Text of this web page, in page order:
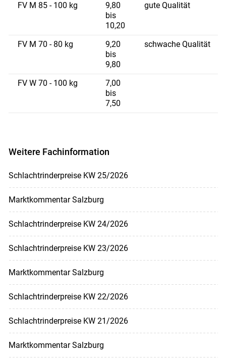
FV M 85 - 100 kg
9,80
bis
10,20
gute Qualität
FV M 70 - 80 kg
9,20
bis
9,80
schwache Qualität
FV W 70 - 100 kg
7,00
bis
7,50
Weitere Fachinformation
Schlachtrinderpreise KW 25/2026
Marktkommentar Salzburg
Schlachtrinderpreise KW 24/2026
Schlachtrinderpreise KW 23/2026
Marktkommentar Salzburg
Schlachtrinderpreise KW 22/2026
Schlachtrinderpreise KW 21/2026
Marktkommentar Salzburg